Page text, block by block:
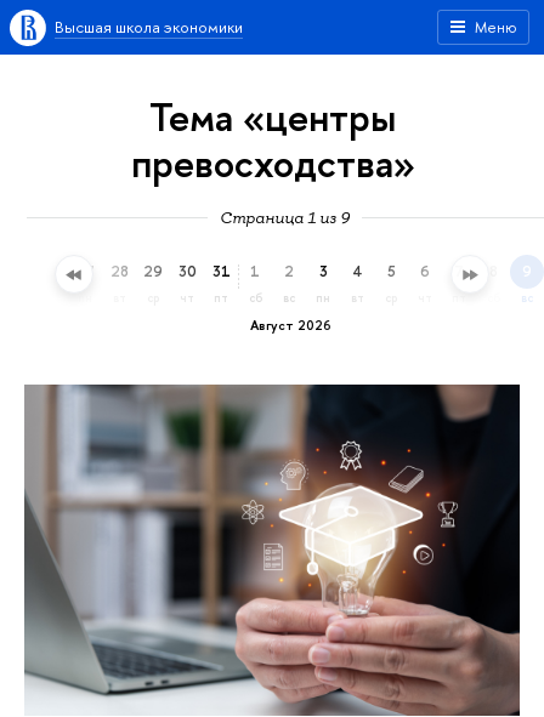
Меню
Высшая школа экономики
Тема «центры
превосходства»
Страница 1 из 9
27 28 29 30
чт
31
пт
Август 2026
1
сб
2
вс
3
пн
4
вт
5 6 7 9
вс